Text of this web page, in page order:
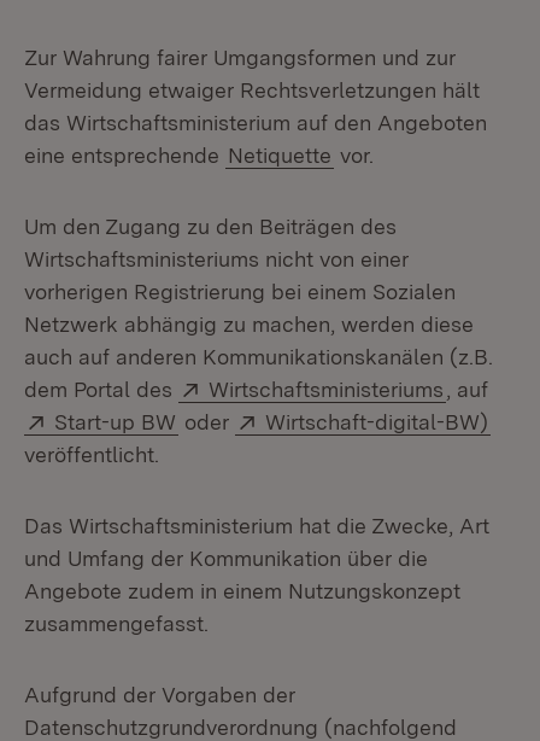
Zur Wahrung fairer Umgangsformen und zur
Vermeidung etwaiger Rechtsverletzungen hält
das Wirtschaftsministerium auf den Angeboten
eine entsprechende Netiquette vor.
Um den Zugang zu den Beiträgen des
Wirtschaftsministeriums nicht von einer
vorherigen Registrierung bei einem Sozialen
Netzwerk abhängig zu machen, werden diese
auch auf anderen Kommunikationskanälen (z.B.
dem Portal des
Extern:
Wirtschaftsministeriums (Öffnet
, auf
Extern:
Start-up BW (Öffnet in neuem Fenster)
oder Extern:
Wirtschaft-digital-BW)
veröffentlicht.
Das Wirtschaftsministerium hat die Zwecke, Art
und Umfang der Kommunikation über die
Angebote zudem in einem Nutzungskonzept
zusammengefasst.
Aufgrund der Vorgaben der
Datenschutzgrundverordnung (nachfolgend